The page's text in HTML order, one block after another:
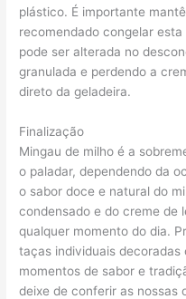
plástico. É importante
recomendado congelar
pode ser alterada no
granulada e perdendo a
direto da geladeira.
Finalização
Mingau de milho é a
o paladar, dependendo da
o sabor doce e natural do
condensado e do creme de
qualquer momento do dia.
taças individuais
momentos de sabor e
deixe de conferir as